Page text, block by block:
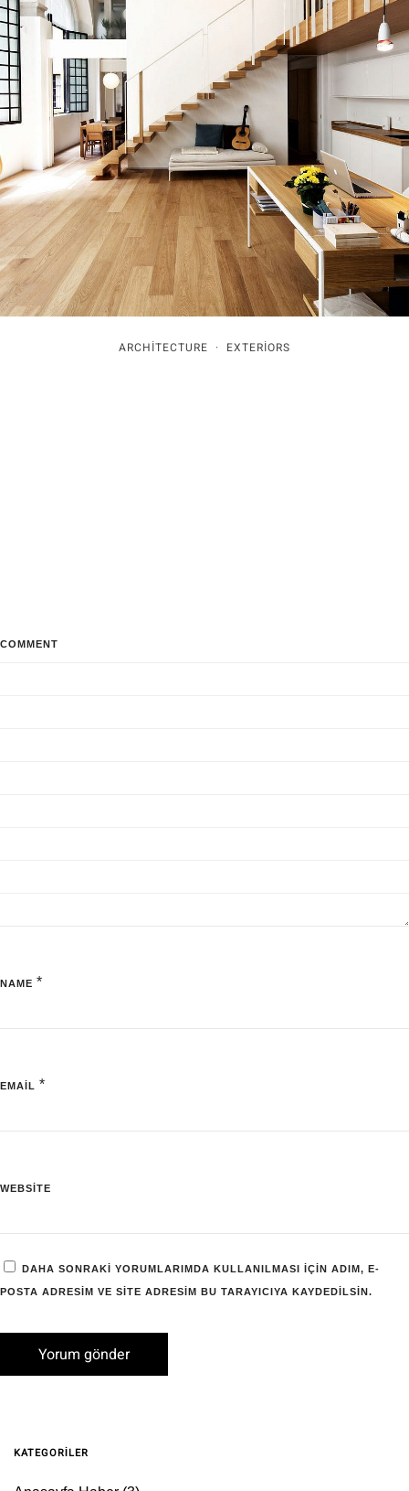
ARCHITECTURE · EXTERIORS
COMMENT
NAME *
EMAIL *
WEBSITE
DAHA SONRAKI YORUMLARIMDA KULLANILMASI IÇIN ADIM, E-
POSTA ADRESIM VE SITE ADRESIM BU TARAYICIYA KAYDEDILSIN.
KATEGORILER